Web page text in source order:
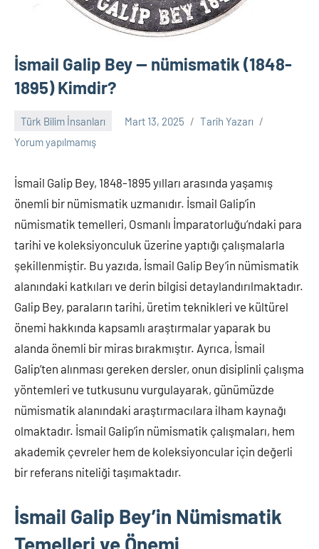
İsmail Galip Bey — nümismatik (1848-
1895) Kimdir?
Türk Bilim İnsanları Mart 13, 2025
Tarih Yazarı
Yorum yapılmamış
İsmail Galip Bey, 1848-1895 yılları arasında yaşamış
önemli bir nümismatik uzmanıdır. İsmail Galip’in
nümismatik temelleri, Osmanlı İmparatorluğu’ndaki para
tarihi ve koleksiyonculuk üzerine yaptığı çalışmalarla
şekillenmiştir. Bu yazıda, İsmail Galip Bey’in nümismatik
alanındaki katkıları ve derin bilgisi detaylandırılmaktadır.
Galip Bey, paraların tarihi, üretim teknikleri ve kültürel
önemi hakkında kapsamlı araştırmalar yaparak bu
alanda önemli bir miras bırakmıştır. Ayrıca, İsmail
Galip’ten alınması gereken dersler, onun disiplinli çalışma
yöntemleri ve tutkusunu vurgulayarak, günümüzde
nümismatik alanındaki araştırmacılara ilham kaynağı
olmaktadır. İsmail Galip’in nümismatik çalışmaları, hem
akademik çevreler hem de koleksiyoncular için değerli
bir referans niteliği taşımaktadır.
İsmail Galip Bey’in Nümismatik
Temelleri ve Önemi